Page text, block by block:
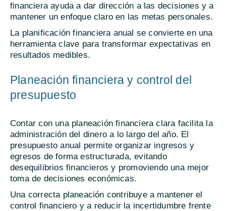
financiera ayuda a dar dirección a las decisiones y a
mantener un enfoque claro en las metas personales.
La planificación financiera anual se convierte en una
herramienta clave para transformar expectativas en
resultados medibles.
Planeación financiera y control del
presupuesto
Contar con una planeación financiera clara facilita la
administración del dinero a lo largo del año. El
presupuesto anual permite organizar ingresos y
egresos de forma estructurada, evitando
desequilibrios financieros y promoviendo una mejor
toma de decisiones económicas.
Una correcta planeación contribuye a mantener el
control financiero y a reducir la incertidumbre frente